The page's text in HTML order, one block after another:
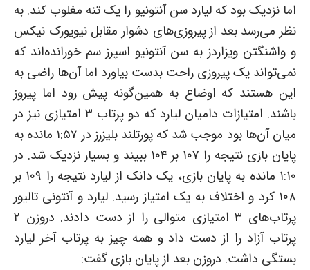
اما نزدیک بود که لیارد سن آنتونیو را یک تنه مغلوب کند. به
نظر می‌رسد بعد از پیروزی‌های دشوار مقابل نیویورک نیکس
و واشنگتن ویزاردز به سن آنتونیو اسپرز سم خورانده‌اند که
نمی‌تواند یک پیروزی راحت بدست بیاورد اما آن‌ها راضی به
این هستند که اوضاع به همین‌گونه پیش رود اما پیروز
باشند. امتیازات دامیان لیارد که دو پرتاب ۳ امتیازی نیز در
میان آن‌ها بود موجب شد که پورتلند بلیزرز در ۱:۵۷ مانده به
پایان بازی نتیجه را ۱۰۷ بر ۱۰۴ ببیند و بسیار نزدیک شد. در
۱:۱۰ مانده به پایان بازی، یک دانک از لیارد نتیجه را ۱۰۹ بر
۱۰۸ کرد و اختلاف به یک امتیاز رسید. لیارد و آنتونی تالیور
پرتاب‌های ۳ امتیازی متوالی را از دست دادند. دروزن ۲
پرتاب آزاد را از دست داد و همه چیز به پرتاب آخر لیارد
بستگی داشت. دروزن بعد از پایان بازی گفت: